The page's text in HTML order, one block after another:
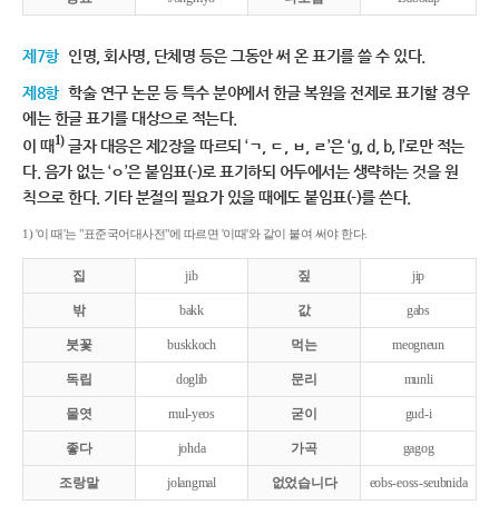
제7항 인명, 회사명, 단체명 등은 그동안 써 온 표기를 쓸 수 있다.
제8항 학술 연구 논문 등 특수 분야에서 한글 복원을 전제로 표기할 경우
에는 한글 표기를 대상으로 적는다.
이 때1)글자 대응은 제2장을 따르되 ‘ㄱ, ㄷ, ㅂ, ㄹ’은 ‘g, d, b, l’로만 적는
다. 음가 없는 ‘ㅇ’은 붙임표(-)로 표기하되 어두에서는 생략하는 것을 원
칙으로 한다. 기타 분절의 필요가 있을 때에도 붙임표(-)를 쓴다.
1) '이 때'는 "표준국어대사전"에 따르면 '이때'와 같이 붙여 써야 한다.
집 jib 짚 jip
밖 bakk 값 gabs
붓꽃 buskkoch 먹는 meogneun
독립 doglib 문리 munli
물엿 mul-yeos 굳이 gud-i
좋다 johda 가곡 gagog
조랑말 jolangmal 없었습니다 eobs-eoss-seubnida